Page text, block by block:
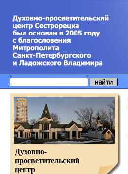
Духовно-
просветительский
центр